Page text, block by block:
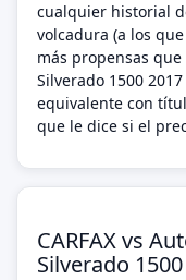
cualquier historial
volcadura (a los
más propensas
Silverado 1500
equivalente con
que le dice si el
CARFAX vs
Silverado